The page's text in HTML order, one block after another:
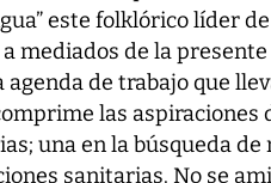
este folklórico líder
mediados de la
de trabajo que
las aspiraciones
una en la búsqueda
sanitarias. No se